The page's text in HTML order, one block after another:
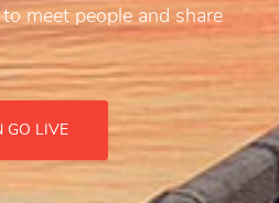
meet people and share
GO LIVE